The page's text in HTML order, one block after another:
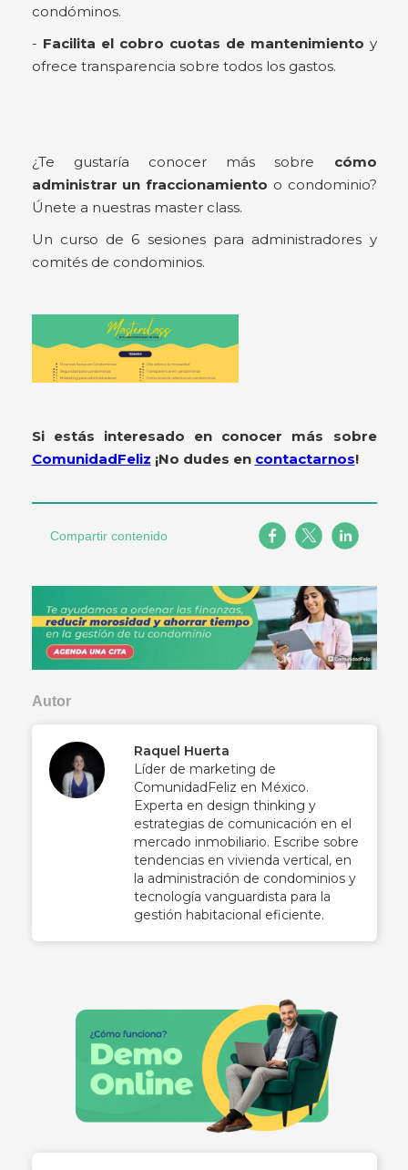
condóminos.
- Facilita el cobro cuotas de mantenimiento y
ofrece transparencia sobre todos los gastos.
¿Te gustaría conocer más sobre cómo
administrar un fraccionamiento o condominio?
Únete a nuestras master class.
Un curso de 6 sesiones para administradores y
comités de condominios.
Si estás interesado en conocer más sobre
ComunidadFeliz ¡No dudes en contactarnos!
Compartir contenido
Autor
Raquel Huerta
Líder de marketing de
ComunidadFeliz en México.
Experta en design thinking y
estrategias de comunicación en el
mercado inmobiliario. Escribe sobre
tendencias en vivienda vertical, en
la administración de condominios y
tecnología vanguardista para la
gestión habitacional eficiente.